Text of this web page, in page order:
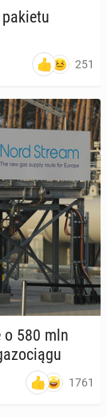
251
o 580 mln
1761